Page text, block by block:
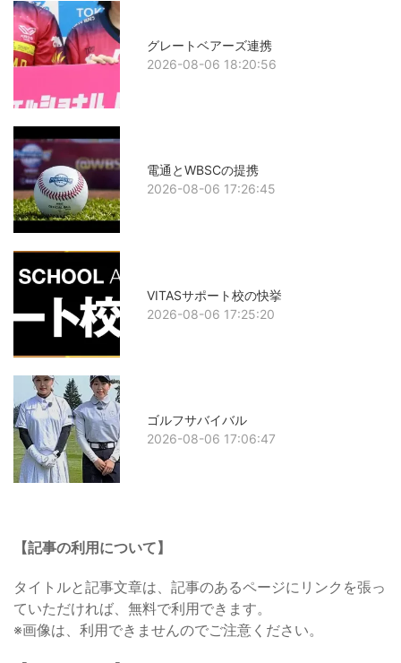
グレートベアーズ連携
2026-08-06 18:20:56
電通とWBSCの提携
2026-08-06 17:26:45
VITASサポート校の快挙
2026-08-06 17:25:20
ゴルフサバイバル
2026-08-06 17:06:47
【記事の利用について】
タイトルと記事文章は、記事のあるページにリンクを張っ
ていただければ、無料で利用できます。
※画像は、利用できませんのでご注意ください。